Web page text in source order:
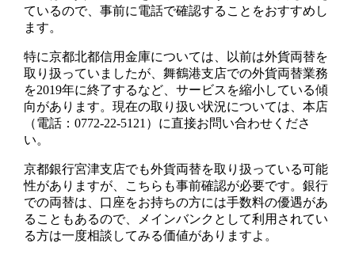
ているので、事前に電話で確認することをおすすめし
ます。
特に京都北都信用金庫については、以前は外貨両替を
取り扱っていましたが、舞鶴港支店での外貨両替業務
を2019年に終了するなど、サービスを縮小している傾
向があります。現在の取り扱い状況については、本店
（電話：0772-22-5121）に直接お問い合わせくださ
い。
京都銀行宮津支店でも外貨両替を取り扱っている可能
性がありますが、こちらも事前確認が必要です。銀行
での両替は、口座をお持ちの方には手数料の優遇があ
ることもあるので、メインバンクとして利用されてい
る方は一度相談してみる価値がありますよ。